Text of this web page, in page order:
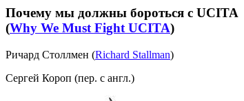
Почему мы должны бороться с UCITA
(Why We Must Fight UCITA)
Ричард Столлмен (Richard Stallman)
Сергей Короп (пер. с англ.)